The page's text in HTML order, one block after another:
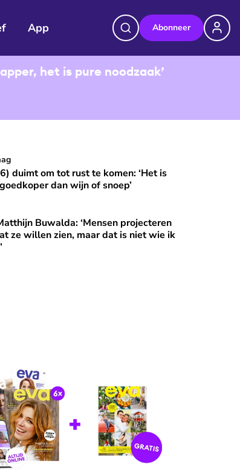
App Abonneer
het is pure noodzaak’
duimt om tot rust te komen: ‘Het is stukken
duimt om tot rust te komen: ‘Het is
dan wijn of snoep’
Buwalda: ‘Mensen projecteren op mij wat ze
Buwalda: ‘Mensen projecteren
ze willen zien, maar dat is niet wie ik